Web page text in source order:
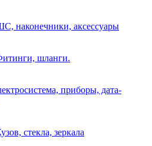
наконечники, аксессуары
шланги.
приборы, дата-
стекла, зеркала